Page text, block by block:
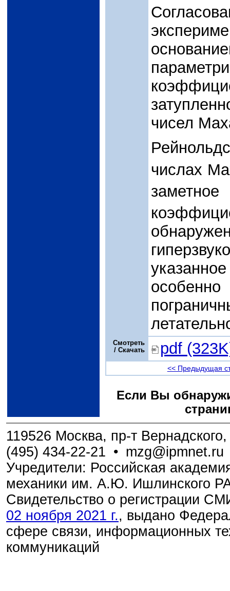
чисел
числах
Смотреть
/ Скачать
pdf
<< Предыдущая
Если Вы
119526 Москва, пр-т
(495) 434-22-21 • mzg@ipmnet.ru
Учредители: Российская
механики им. А.Ю. Ишлинского
Свидетельство о регистрации
02 ноября 2021 г., выдано
сфере связи, информационных
коммуникаций